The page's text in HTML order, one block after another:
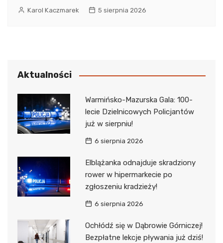
Karol Kaczmarek 5 sierpnia 2026
Aktualności
Warmińsko-Mazurska Gala: 100-
lecie Dzielnicowych Policjantów
już w sierpniu!
6 sierpnia 2026
Elblążanka odnajduje skradziony
rower w hipermarkecie po
zgłoszeniu kradzieży!
6 sierpnia 2026
Ochłódź się w Dąbrowie Górniczej!
Bezpłatne lekcje pływania już dziś!